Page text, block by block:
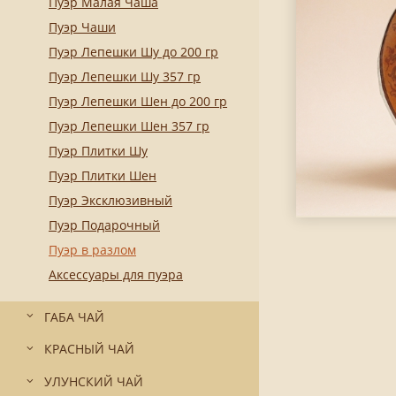
Пуэр Чаши
Пуэр Лепешки Шу до 200 гр
Пуэр Лепешки Шу 357 гр
Пуэр Лепешки Шен до 200 гр
Пуэр Лепешки Шен 357 гр
Пуэр Плитки Шу
Пуэр Плитки Шен
Пуэр Эксклюзивный
Пуэр Подарочный
Пуэр в разлом
Аксессуары для пуэра
ГАБА ЧАЙ
КРАСНЫЙ ЧАЙ
УЛУНСКИЙ ЧАЙ